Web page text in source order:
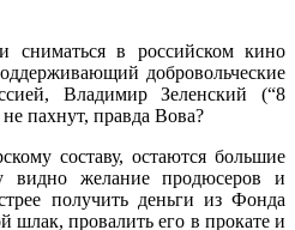
сниматься в российском кино
добровольческие
Владимир Зеленский (“8
пахнут, правда Вова?
составу, остаются большие
видно желание продюсеров и
получить деньги из Фонда
шлак, провалить его в прокате и